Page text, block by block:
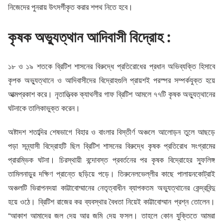
নিজেদের পুনরায় উৎসর্গীকৃত করার শপথ নিতে হবে।
কৃষক অভ্যুত্থান আদিবাসী বিদ্রোহ :
১৮ ও ১৯ শতকে ব্রিটিশ শাসনের বিরুদ্ধে প্রতিরোধের প্রধান অভিব্যক্তি হিসাবে
কৃপক অভ্যুত্থানে ও আদিবাসীদের বিদ্রোহগুলি প্রায়শই পরস্পর সম্পর্কযুক্ত হয়ে
আত্মপ্রকাশ করে। নৃতাত্ত্বিক ক্যাথলীর গাফ ব্রিটিশ আমলে ৭৭টি কৃষক অভ্যুত্থানের
ঘটনাকে তালিকাভুক্ত করেন।
অষ্টাদশ শতাব্দির শেষভাগে বিহার ও বাংলার বিস্তীর্ণ অঞ্চলে আলোড়ন তুলে আছড়ে
পড়া সন্ন্যাসী বিদ্রোহটি ছিল ব্রিটিশ শাসনের বিরুদ্ধে কৃষক প্রতিরোধ সংগ্রামের
প্রারম্ভিক ঘটনা। চিরস্থায়ী বন্দোবস্ত প্রবর্তনের পর কৃষক বিদ্রোহের স্ফুলিঙ্গ
তামিলনাড়ুর দক্ষিণ প্রান্তে ছড়িয়ে পড়ে। তিরুনেলভেল্লীর কাছে পালায়নকোট্রাই
অঞ্চলটি ভিরাপনদয়া কাট্টাবোম্মানের নেতৃত্বাধীন ব্যাপকতম অভ্যুত্থানের কেন্দ্রবিন্দু
হয়ে ওঠে। ব্রিটিশ রাজের কর ব্যবস্থার বৈধতা নিয়েই কাট্টাবোম্মান প্রশ্ন তোলেন।
“আকাশ আমাদের জল দেয় আর জমি দেয় ফসল। তাহলে কোন যুক্তিতে আমরা